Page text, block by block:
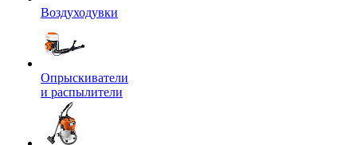
Воздуходувки
Опрыскиватели
и распылители